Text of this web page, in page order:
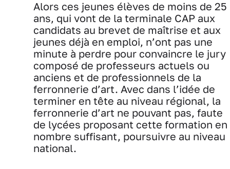
Alors ces jeunes élèves de moins de 25
ans, qui vont de la terminale CAP aux
candidats au brevet de maîtrise et aux
jeunes déjà en emploi, n’ont pas une
minute à perdre pour convaincre le jury
composé de professeurs actuels ou
anciens et de professionnels de la
ferronnerie d’art. Avec dans l’idée de
terminer en tête au niveau régional, la
ferronnerie d’art ne pouvant pas, faute
de lycées proposant cette formation en
nombre suffisant, poursuivre au niveau
national.